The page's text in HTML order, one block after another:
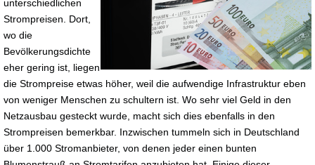
unterschiedlichen
Strompreisen. Dort,
wo die
Bevölkerungsdichte
eher gering ist, liegen
die Strompreise etwas höher, weil die aufwendige Infrastruktur eben
von weniger Menschen zu schultern ist. Wo sehr viel Geld in den
Netzausbau gesteckt wurde, macht sich dies ebenfalls in den
Strompreisen bemerkbar. Inzwischen tummeln sich in Deutschland
über 1.000 Stromanbieter, von denen jeder einen bunten